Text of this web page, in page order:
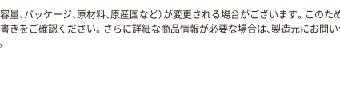
、パッケージ、原材料、原産国など）が変更される場合がございます。このた
をご確認ください。さらに詳細な商品情報が必要な場合は、製造元にお問い